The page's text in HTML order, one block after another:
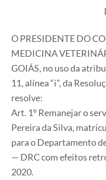
O PRESIDENTE DO
MEDICINA
GOIÁS, no uso da
11, alínea “i”, da
resolve:
Art. 1º Remanejar o
Pereira da Silva,
para o Departamento
— DRC com efeitos
2020.